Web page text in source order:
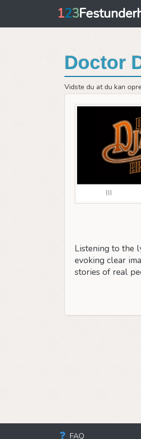
123
Doctor
Vidste du at du kan
Listening to the
evoking clear
stories of real
FAQ